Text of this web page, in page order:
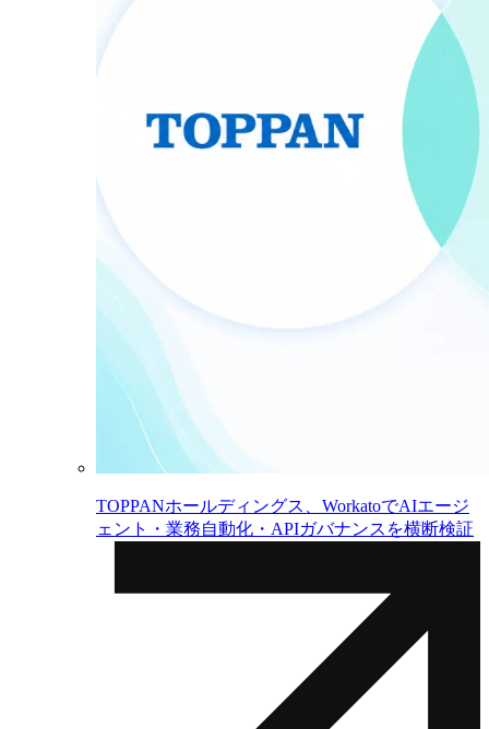
TOPPANホールディングス、WorkatoでAIエージ
ェント・業務自動化・APIガバナンスを横断検証